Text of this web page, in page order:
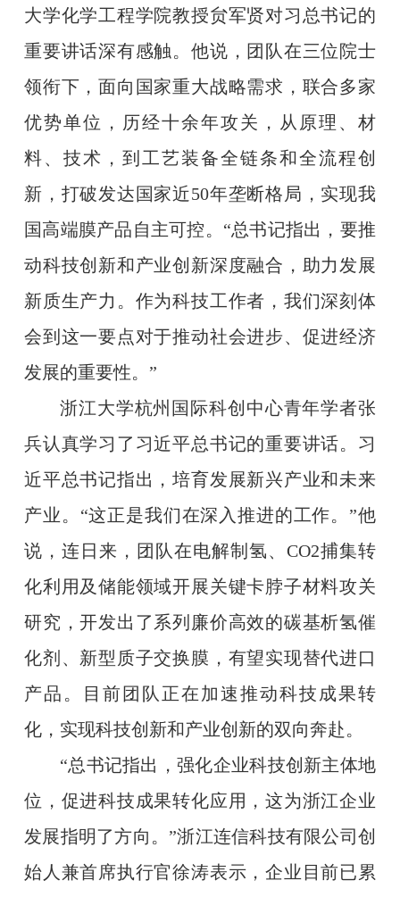
大学化学工程学院教授贠军贤对习总书记的
重要讲话深有感触。他说，团队在三位院士
领衔下，面向国家重大战略需求，联合多家
优势单位，历经十余年攻关，从原理、材
料、技术，到工艺装备全链条和全流程创
新，打破发达国家近50年垄断格局，实现我
国高端膜产品自主可控。“总书记指出，要推
动科技创新和产业创新深度融合，助力发展
新质生产力。作为科技工作者，我们深刻体
会到这一要点对于推动社会进步、促进经济
发展的重要性。”
浙江大学杭州国际科创中心青年学者张
兵认真学习了习近平总书记的重要讲话。习
近平总书记指出，培育发展新兴产业和未来
产业。“这正是我们在深入推进的工作。”他
说，连日来，团队在电解制氢、CO2捕集转
化利用及储能领域开展关键卡脖子材料攻关
研究，开发出了系列廉价高效的碳基析氢催
化剂、新型质子交换膜，有望实现替代进口
产品。目前团队正在加速推动科技成果转
化，实现科技创新和产业创新的双向奔赴。
“总书记指出，强化企业科技创新主体地
位，促进科技成果转化应用，这为浙江企业
发展指明了方向。”浙江连信科技有限公司创
始人兼首席执行官徐涛表示，企业目前已累